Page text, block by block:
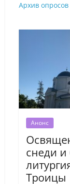
Архив опросов
Анонс
снеди и
Троицы